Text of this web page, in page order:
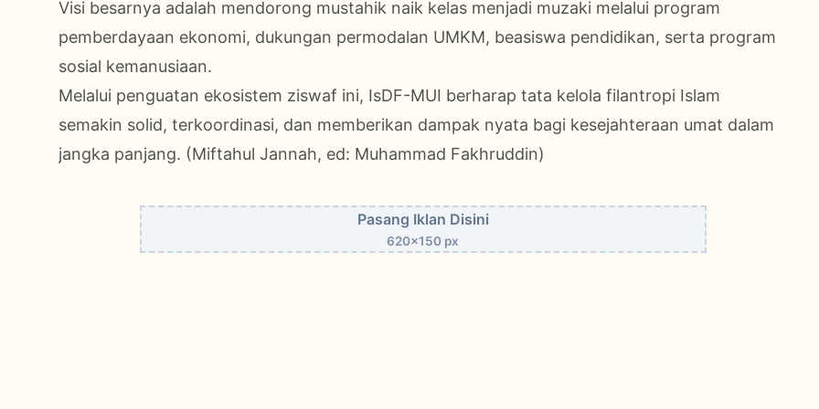
Visi besarnya adalah mendorong mustahik naik kelas menjadi muzaki melalui program
pemberdayaan ekonomi, dukungan permodalan UMKM, beasiswa pendidikan, serta program
sosial kemanusiaan.
Melalui penguatan ekosistem ziswaf ini, IsDF-MUI berharap tata kelola filantropi Islam
semakin solid, terkoordinasi, dan memberikan dampak nyata bagi kesejahteraan umat dalam
jangka panjang. (Miftahul Jannah, ed: Muhammad Fakhruddin)
Pasang Iklan Disini
620x150 px